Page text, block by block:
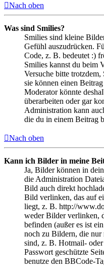
Nach oben
Was sind Smilies?
Smilies sind kleine
Gefühl auszudrücken.
Code, z. B. bedeutet :)
Smilies kannst du beim
Versuche bitte
sie können einen
Moderator könnte
überarbeiten oder gar
Administration kann
die du in einem Beitrag
Nach oben
Kann ich Bilder in meine
Ja, Bilder können in
die Administration
Bild auch direkt
Bild verlinken, das auf
liegt, z. B. http://
weder Bilder verlinken,
befinden (außer es ist
noch zu Bildern, die nur
sind, z. B. Hotmail-
Passwort geschützte
benutze den BBCode-